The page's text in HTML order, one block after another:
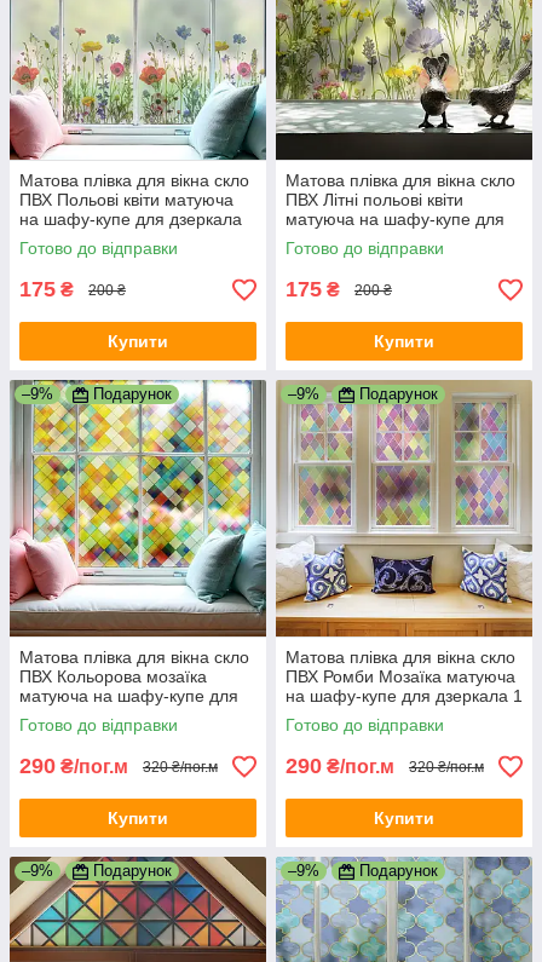
Матова плівка для вікна скло
ПВХ Польові квіти матуюча
на шафу-купе для дзеркала
1000х500 мм
Готово до відправки
175 ₴ 200 ₴
Купити
Матова плівка для вікна скло
ПВХ Літні польові квіти
матуюча на шафу-купе для
дзеркала 1000х500 мм
Готово до відправки
175 ₴ 200 ₴
Купити
–9% Подарунок
Матова плівка для вікна скло
ПВХ Кольорова мозаїка
матуюча на шафу-купе для
дзеркала 1 пог.м 1000х1000
мм
Готово до відправки
290 ₴/пог.м 320 ₴/пог.м
Купити
–9% Подарунок
Матова плівка для вікна скло
ПВХ Ромби Мозаїка матуюча
на шафу-купе для дзеркала 1
пог.м 1000х1000 мм
Готово до відправки
290 ₴/пог.м 320 ₴/пог.м
Купити
–9% Подарунок –9% Подарунок